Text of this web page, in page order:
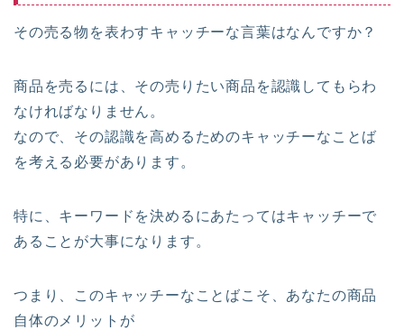
その売る物を表わすキャッチーな言葉はなんですか？
商品を売るには、その売りたい商品を認識してもらわ
なければなりません。
なので、その認識を高めるためのキャッチーなことば
を考える必要があります。
特に、キーワードを決めるにあたってはキャッチーで
あることが大事になります。
つまり、このキャッチーなことばこそ、あなたの商品
自体のメリットが